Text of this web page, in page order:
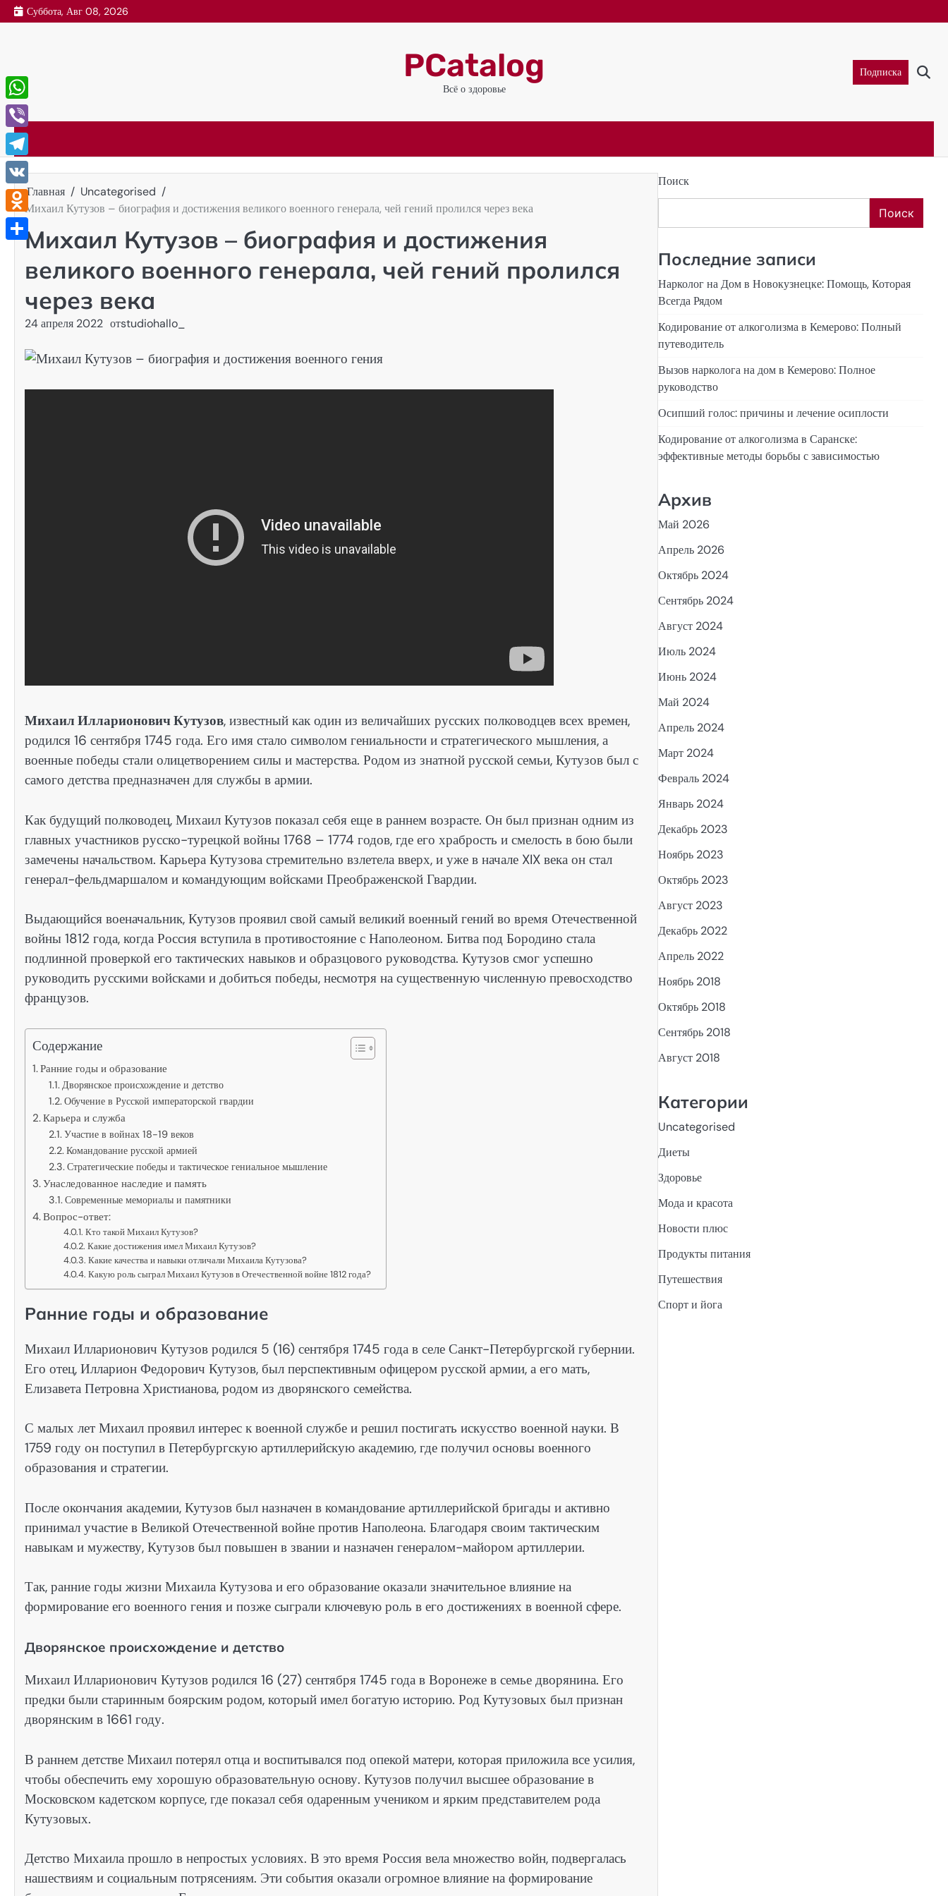
Перейти
к
Суббота, Авг 08, 2026
PCatalog
Всё о здоровье
Подписка
Главная
Uncategorised
Михаил Кутузов – биография и достижения великого военного генерала, чей гений пролился через века
Михаил Кутузов – биография и достижения
великого военного генерала, чей гений пролился
через века
24 апреля 2022 отstudiohallo_
Михаил Илларионович Кутузов, известный как один из величайших русских полководцев всех времен,
родился 16 сентября 1745 года. Его имя стало символом гениальности и стратегического мышления, а
военные победы стали олицетворением силы и мастерства. Родом из знатной русской семьи, Кутузов был с
самого детства предназначен для службы в армии.
Как будущий полководец, Михаил Кутузов показал себя еще в раннем возрасте. Он был признан одним из
главных участников русско-турецкой войны 1768 – 1774 годов, где его храбрость и смелость в бою были
замечены начальством. Карьера Кутузова стремительно взлетела вверх, и уже в начале XIX века он стал
генерал-фельдмаршалом и командующим войсками Преображенской Гвардии.
Выдающийся военачальник, Кутузов проявил свой самый великий военный гений во время Отечественной
войны 1812 года, когда Россия вступила в противостояние с Наполеоном. Битва под Бородино стала
подлинной проверкой его тактических навыков и образцового руководства. Кутузов смог успешно
руководить русскими войсками и добиться победы, несмотря на существенную численную превосходство
французов.
Содержание
Ранние годы и образование
Дворянское происхождение и детство
Обучение в Русской императорской гвардии
Карьера и служба
Участие в войнах 18-19 веков
Командование русской армией
Стратегические победы и тактическое гениальное мышление
Унаследованное наследие и память
Современные мемориалы и памятники
Вопрос-ответ:
Кто такой Михаил Кутузов?
Какие достижения имел Михаил Кутузов?
Какие качества и навыки отличали Михаила Кутузова?
Какую роль сыграл Михаил Кутузов в Отечественной войне 1812 года?
Ранние годы и образование
Михаил Илларионович Кутузов родился 5 (16) сентября 1745 года в селе Санкт-Петербургской губернии.
Его отец, Илларион Федорович Кутузов, был перспективным офицером русской армии, а его мать,
Елизавета Петровна Христианова, родом из дворянского семейства.
С малых лет Михаил проявил интерес к военной службе и решил постигать искусство военной науки. В
1759 году он поступил в Петербургскую артиллерийскую академию, где получил основы военного
образования и стратегии.
После окончания академии, Кутузов был назначен в командование артиллерийской бригады и активно
принимал участие в Великой Отечественной войне против Наполеона. Благодаря своим тактическим
навыкам и мужеству, Кутузов был повышен в звании и назначен генералом-майором артиллерии.
Так, ранние годы жизни Михаила Кутузова и его образование оказали значительное влияние на
формирование его военного гения и позже сыграли ключевую роль в его достижениях в военной сфере.
Дворянское происхождение и детство
Михаил Илларионович Кутузов родился 16 (27) сентября 1745 года в Воронеже в семье дворянина. Его
предки были старинным боярским родом, который имел богатую историю. Род Кутузовых был признан
дворянским в 1661 году.
В раннем детстве Михаил потерял отца и воспитывался под опекой матери, которая приложила все усилия,
чтобы обеспечить ему хорошую образовательную основу. Кутузов получил высшее образование в
Московском кадетском корпусе, где показал себя одаренным учеником и ярким представителем рода
Кутузовых.
Детство Михаила прошло в непростых условиях. В это время Россия вела множество войн, подвергалась
нашествиям и социальным потрясениям. Эти события оказали огромное влияние на формирование
Поиск
Поиск
Последние записи
Нарколог на Дом в Новокузнецке: Помощь, Которая
Всегда Рядом
Кодирование от алкоголизма в Кемерово: Полный
путеводитель
Вызов нарколога на дом в Кемерово: Полное
руководство
Осипший голос: причины и лечение осиплости
Кодирование от алкоголизма в Саранске:
эффективные методы борьбы с зависимостью
Архив
Май 2026
Апрель 2026
Октябрь 2024
Сентябрь 2024
Август 2024
Июль 2024
Июнь 2024
Май 2024
Апрель 2024
Март 2024
Февраль 2024
Январь 2024
Декабрь 2023
Ноябрь 2023
Октябрь 2023
Август 2023
Декабрь 2022
Апрель 2022
Ноябрь 2018
Октябрь 2018
Сентябрь 2018
Август 2018
Категории
Uncategorised
Диеты
Здоровье
Мода и красота
Новости плюс
Продукты питания
Путешествия
Спорт и йога
WhatsApp
Viber
Telegram
VK
Odnoklassniki
Отправить